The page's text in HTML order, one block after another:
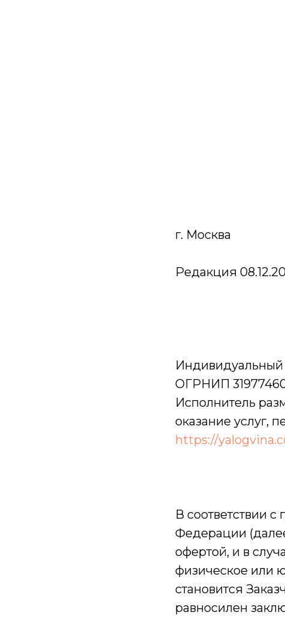
г. Москва
Редакция
Индивидуальный
ОГРНИП
Исполнитель
оказание услуг,
https://
В соответствии
Федерации
офертой, и в
физическое или
становится
равносилен